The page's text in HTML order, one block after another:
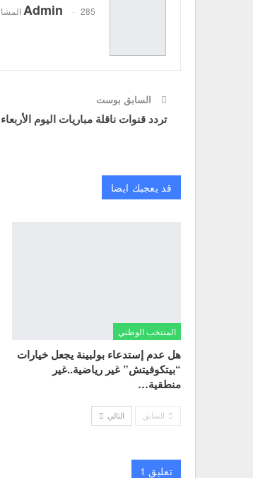
Admin 285 المشاركات
السابق بوست
تردد قنوات ناقلة مباريات اليوم الأربعاء
قد يعجبك ايضا
المنتخب الوطني
هل عدم إستدعاء بولبينة يجعل خيارات
“بيتكوفيتش” غير رياضية..غير
منطقية…
السابق التالي
تعليق 1